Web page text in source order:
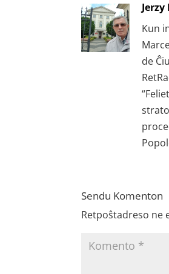
Jerzy
Kun
de
Sendu Komenton
Retpoŝtadreso ne